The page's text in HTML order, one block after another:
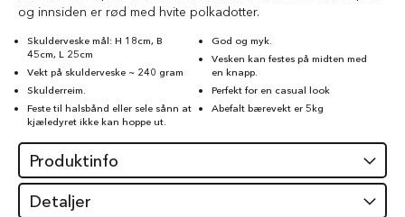
d
i
t
e
r
t
i
l
h
u
n
d
og innsiden er rød med hvite polkadotter.
Skulderveske mål: H 18cm, B
45cm, L 25cm
Vekt på skulderveske ~ 240 gram
Skulderreim.
Feste til halsbånd eller sele sånn at
kjæledyret ikke kan hoppe ut.
God og myk.
Vesken kan festes på midten med
en knapp.
Perfekt for en casual look
Abefalt bærevekt er 5kg
Produktinfo
Detaljer